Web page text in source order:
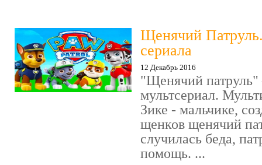
Щенячий
сериала
12 Декабрь 2016
"Щенячий патруль"
мультсериал.
Зике - мальчике,
щенков щенячий
случилась беда,
помощь. ...